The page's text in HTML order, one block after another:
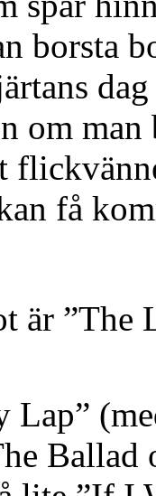
borsta
om man
få
är ”The
Lap”